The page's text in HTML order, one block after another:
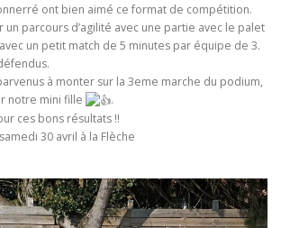
ont bien aimé ce format de compétition.
un parcours d’agilité avec une partie avec le palet
un petit match de 5 minutes par équipe de 3.
à monter sur la 3eme marche du podium,
notre mini fille
.
ces bons résultats !!
30 avril à la Flèche